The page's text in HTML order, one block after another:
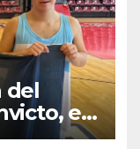
del
el
jugada